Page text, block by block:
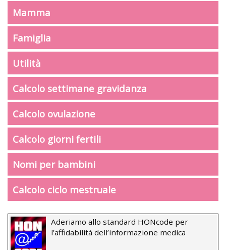
Mamma
Famiglia
Utilità
Calcolo settimane gravidanza
Calcolo ovulazione
Calcolo giorni fertili
Nomi per bambini
Calcolo ciclo mestruale
Aderiamo allo standard HONcode per
l’affidabilità dell’informazione medica